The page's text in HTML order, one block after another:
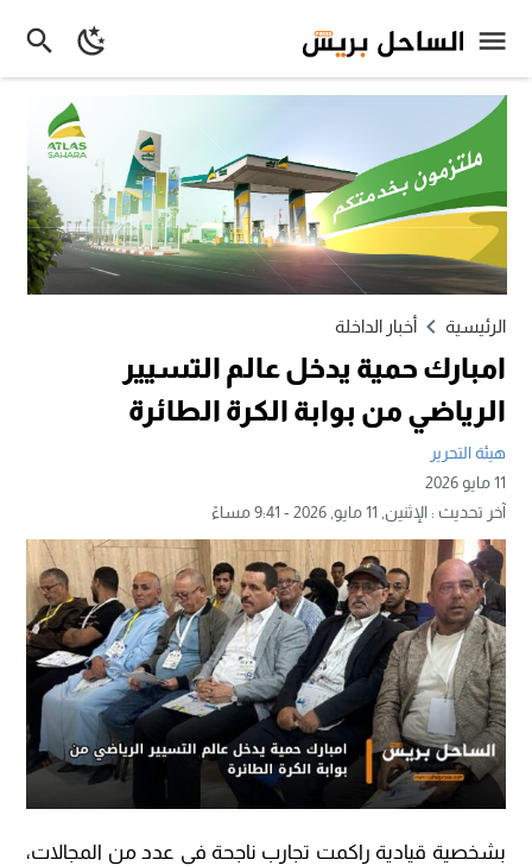
الرئيسية أخبار الداخلة
امبارك حمية يدخل عالم التسيير
الرياضي من بوابة الكرة الطائرة
هيئة التحرير
11 مايو 2026
آخر تحديث :الإثنين, 11 مايو, 2026 - 9:41 مساءً
بشخصية قيادية راكمت تجارب ناجحة في عدد من المجالات،